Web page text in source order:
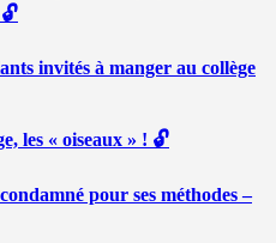
invités à manger au collège
les « oiseaux » ! 🔓
pour ses méthodes –